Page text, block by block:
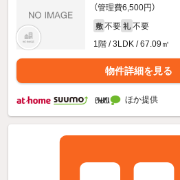
（管理費6,500円）
敷 不要 礼 不要
1階 / 3LDK / 67.09㎡
物件詳細を見る
ほか提供